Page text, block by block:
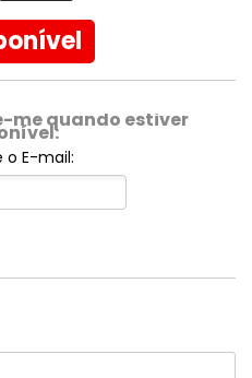
me quando estiver
o E-mail: